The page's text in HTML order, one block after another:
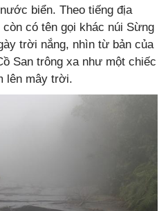
biển. Theo tiếng địa
có tên gọi khác núi Sừng
trời nắng, nhìn từ bản của
San trông xa như một chiếc
lên mây trời.